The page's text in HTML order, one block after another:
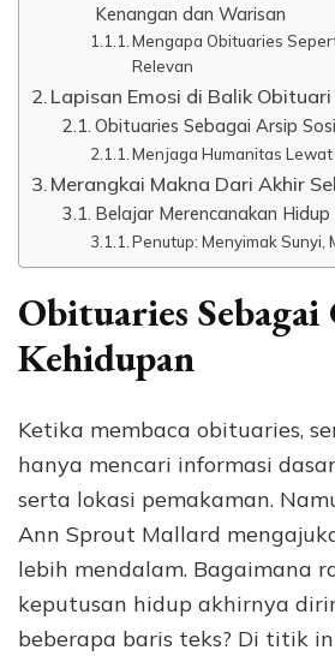
Kenangan dan Warisan
Mengapa Obituaries
Relevan
Lapisan Emosi di Balik Obituari
Obituaries Sebagai Arsip
Menjaga Humanitas
Merangkai Makna Dari Akhir
Belajar Merencanakan
Penutup: Menyimak Sunyi,
Obituaries
Kehidupan
Ketika membaca obituaries,
hanya mencari informasi
serta lokasi pemakaman.
Ann Sprout Mallard
lebih mendalam. Bagaimana
keputusan hidup akhirnya
beberapa baris teks? Di titik